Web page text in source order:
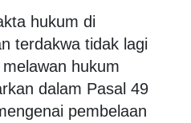
hukum di
terdakwa tidak lagi
hukum
dalam Pasal 49
pembelaan